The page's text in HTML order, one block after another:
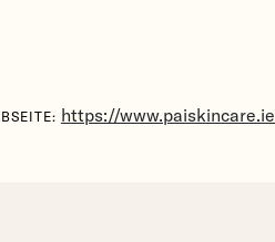
https://www.paiskincare.ie